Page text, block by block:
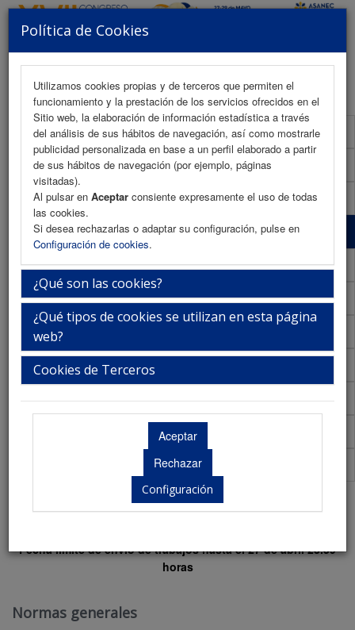
Política de Cookies
Utilizamos cookies propias y de terceros que permiten el
funcionamiento y la prestación de los servicios ofrecidos en el
Sitio web, la elaboración de información estadística a través
del análisis de sus hábitos de navegación, así como mostrarle
publicidad personalizada en base a un perfil elaborado a partir
de sus hábitos de navegación (por ejemplo, páginas
visitadas).
Al pulsar en Aceptar consiente expresamente el uso de todas
las cookies.
Si desea rechazarlas o adaptar su configuración, pulse en
Configuración de cookies.
¿Qué son las cookies?
¿Qué tipos de cookies se utilizan en esta página
web?
Cookies de Terceros
Configuración
MENU
Programa Científico
Programa Científico (PDF)
Cronograma Programa Científico
Normativa comunicaciones
Envío de comunicaciones
Descargar normativa
Plantilla
Talleres
Aula Virtual de Comunicaciones
Normativa comunicaciones
Fecha límite de envío de trabajos hasta el 27 de abril 23.59
horas
Normas generales